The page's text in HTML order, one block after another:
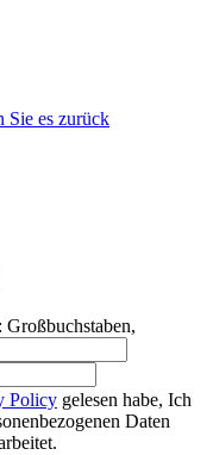
Sie es zurück
Großbuchstaben,
Policy gelesen habe, Ich
Daten